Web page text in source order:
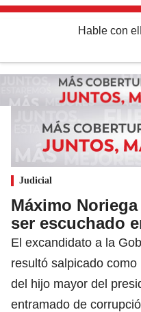
Hable con el
Judicial
Máximo
ser escuchado
El excandidato a la
resultó salpicado
del hijo mayor del
entramado de